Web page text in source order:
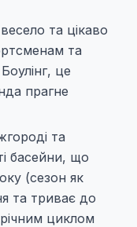
та цікаво
та
це
прагне
та
басейни, що
(сезон як
та триває до
циклом